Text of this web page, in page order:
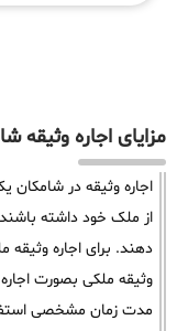
مزایای اجاره وثیقه
اجاره وثیقه در شامکان
از ملک خود داشته
دهند. برای اجاره
وثیقه ملکی بصورت
مدت زمان مشخصی